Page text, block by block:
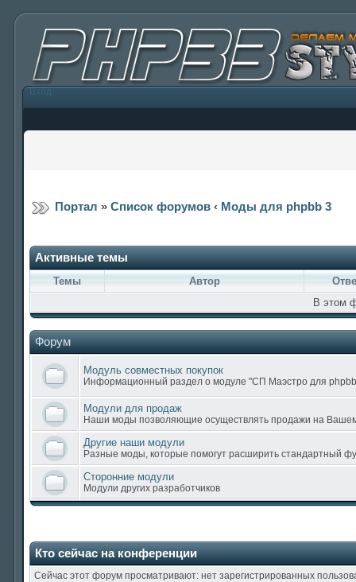
Вход
Портал » Список форумов ‹ Моды для phpbb 3
Активные темы
Темы Автор
В этом
Форум
Модуль совместных покупок
Информационный раздел о модуле "СП Маэстро для
Модули для продаж
Наши моды позволяющие осуществлять продажи на
Другие наши модули
Разные моды, которые помогут расширить стандартный
Сторонние модули
Модули других разработчиков
Кто сейчас на конференции
Сейчас этот форум просматривают: нет зарегистрированных